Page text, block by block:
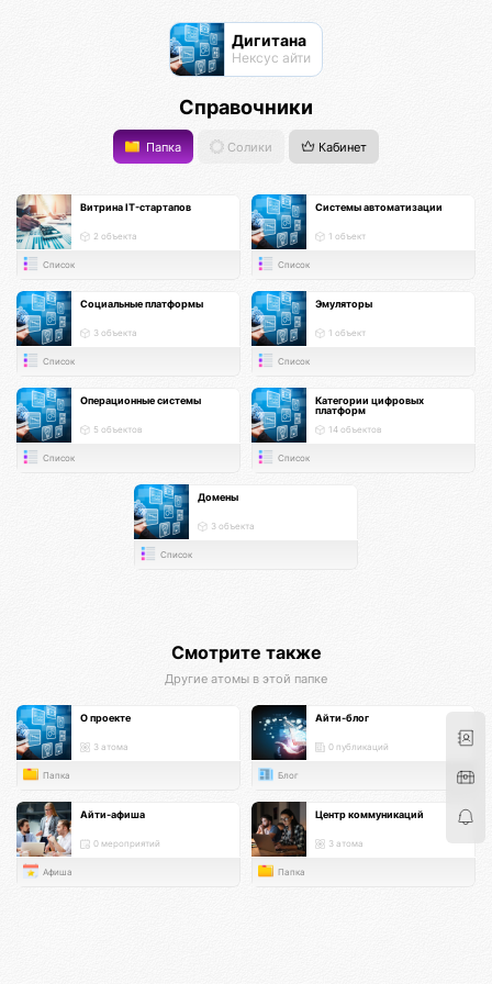
Дигитана
Нексус айти
Справочники
Папка Солики Кабинет
Витрина IT-стартапов
2 объекта
Список
Системы автоматизации
1 объект
Список
Социальные платформы
3 объекта
Список
Эмуляторы
1 объект
Список
Операционные системы
5 объектов
Список
Категории цифровых
платформ
14 объектов
Список
Домены
3 объекта
Список
Смотрите также
Другие атомы в этой папке
О проекте
3 атома
Папка
Айти-блог
0 публикаций
Блог
Айти-афиша
0 мероприятий
Афиша
Центр коммуникаций
3 атома
Папка